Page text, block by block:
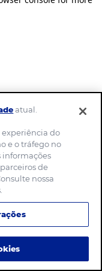
atual.
experiência do
e o tráfego no
informações
de
nossa